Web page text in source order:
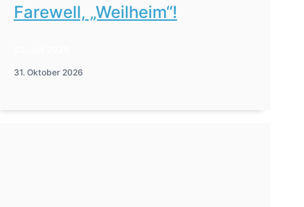
Farewell, „Weilheim“!
31. Oktober 2026